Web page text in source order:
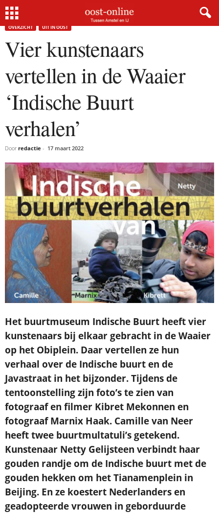
Home Vier kunstenaars vertellen in de Waaier ‘Indische Buurt verhalen’
OVERZICHT UIT IN OOST
Vier kunstenaars
vertellen in de Waaier
‘Indische Buurt
verhalen’
Door redactie - 17 maart 2022
Het buurtmuseum Indische Buurt heeft vier
kunstenaars bij elkaar gebracht in de Waaier
op het Obiplein. Daar vertellen ze hun
verhaal over de Indische buurt en de
Javastraat in het bijzonder.Tijdens de
tentoonstelling zijn foto’s te zien van
fotograaf en filmer Kibret Mekonnen en
fotograaf Marnix Haak. Camille van Neer
heeft twee buurtmultatuli’s getekend.
Kunstenaar Netty Gelijsteen verbindt haar
gouden randje om de Indische buurt met de
gouden hekken om het Tianamenplein in
Beijing. En ze koestert Nederlanders en
geadopteerde vrouwen in geborduurde